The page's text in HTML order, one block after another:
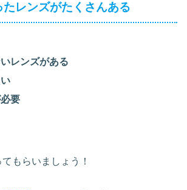
レンズがたくさんある
レンズがある
要
もらいましょう！